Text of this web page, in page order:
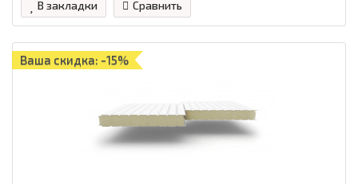
В закладки Сравнить
Ваша скидка: -15%